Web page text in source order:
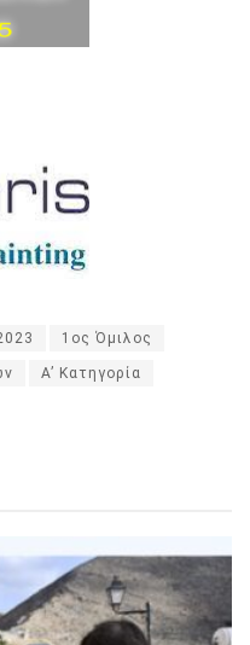
1ος Όμιλος
Α’ Κατηγορία